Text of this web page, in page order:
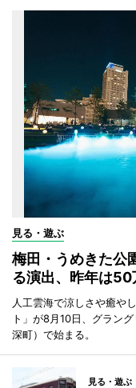
見る・遊ぶ
梅田・うめきた
る演出、昨年は50
人工雲海で涼しさや癒や
ト」が8月10日、グラン
深町）で始まる。
見る・遊ぶ